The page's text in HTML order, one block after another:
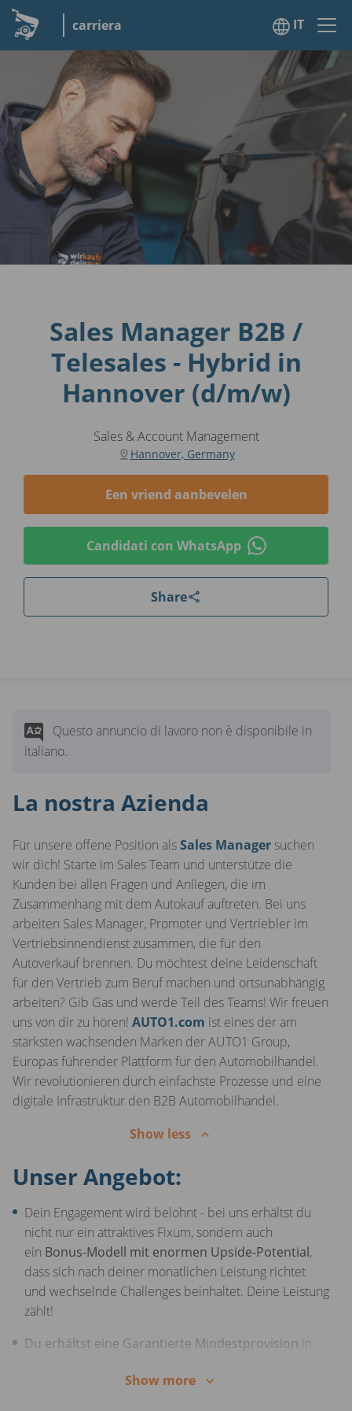
carriera IT
Sales Manager B2B /
Telesales - Hybrid in
Hannover (d/m/w)
Sales & Account Management
Hannover, Germany
Een vriend aanbevelen
Candidati con WhatsApp
Share
Questo annuncio di lavoro non è disponibile in
italiano.
La nostra Azienda
Für unsere offene Position alsSales Manager suchen
wir dich! Starte im Sales Team und unterstütze die
Kunden bei allen Fragen und Anliegen, die im
Zusammenhang mit dem Autokauf auftreten. Bei uns
arbeiten Sales Manager, Promoter und Vertriebler im
Vertriebsinnendienst zusammen, die für den
Autoverkauf brennen. Du möchtest deine Leidenschaft
für den Vertrieb zum Beruf machen und ortsunabhängig
arbeiten? Gib Gas und werde Teil des Teams! Wir freuen
uns von dir zu hören! AUTO1.com ist eines der am
stärksten wachsenden Marken der AUTO1 Group,
Europas führender Plattform für den Automobilhandel.
Wir revolutionieren durch einfachste Prozesse und eine
digitale Infrastruktur den B2B Automobilhandel.
Show less
Unser Angebot:
Dein Engagement wird belohnt - bei uns erhältst du
nicht nur ein attraktives Fixum, sondern auch
ein Bonus-Modell mit enormen Upside-Potential,
dass sich nach deiner monatlichen Leistung richtet
und wechselnde Challenges beinhaltet. Deine Leistung
zählt!
Du erhältst eine Garantierte Mindestprovision in
du kannst immer mehr verdienen, je besser du wirst!
Show more